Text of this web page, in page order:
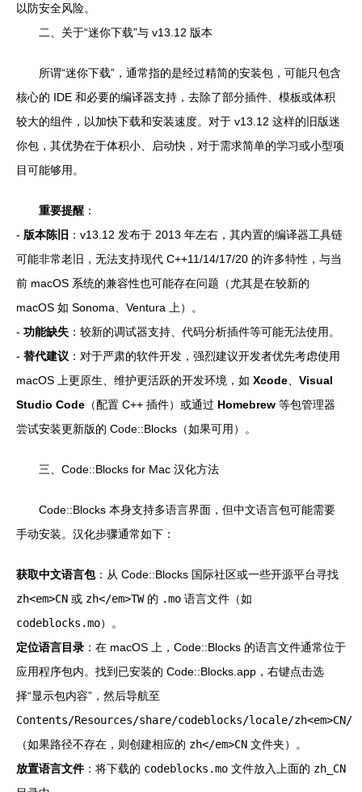
以防安全风险。
二、关于“迷你下载”与 v13.12 版本
所谓“迷你下载”，通常指的是经过精简的安装包，可能只包含
核心的 IDE 和必要的编译器支持，去除了部分插件、模板或体积
较大的组件，以加快下载和安装速度。对于 v13.12 这样的旧版迷
你包，其优势在于体积小、启动快，对于需求简单的学习或小型项
目可能够用。
重要提醒 ：
- 版本陈旧 ：v13.12 发布于 2013 年左右，其内置的编译器工具链
可能非常老旧，无法支持现代 C++11/14/17/20 的许多特性，与当
前 macOS 系统的兼容性也可能存在问题（尤其是在较新的
macOS 如 Sonoma、Ventura 上）。
- 功能缺失 ：较新的调试器支持、代码分析插件等可能无法使用。
- 替代建议 ：对于严肃的软件开发，强烈建议开发者优先考虑使用
macOS 上更原生、维护更活跃的开发环境，如 Xcode
Visual
Studio Code （配置 C++ 插件）或通过 Homebrew 等包管理器
尝试安装更新版的 Code::Blocks（如果可用）。
三、Code::Blocks for Mac 汉化方法
Code::Blocks 本身支持多语言界面，但中文语言包可能需要
手动安装。汉化步骤通常如下：
获取中文语言包：从 Code::Blocks 国际社区或一些开源平台寻找
zh<em>CN 或 zh</em>TW的 .mo 语言文件（如
codeblocks.mo）。
定位语言目录 ：在 macOS 上，Code::Blocks 的语言文件通常位于
应用程序包内。找到已安装的 Code::Blocks.app，右键点击选
择“显示包内容”，然后导航至
Contents/Resources/share/codeblocks/locale/zh<em>CN/
（如果路径不存在，则创建相应的 zh</em>CN 文件夹）。
放置语言文件：将下载的 codeblocks.mo 文件放入上面的 zh_CN